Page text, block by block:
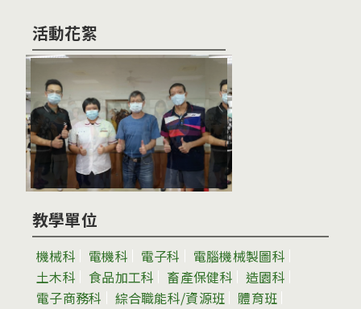
活動花絮
教學單位
機械科 電機科 電子科
電腦機械製圖科
土木科
食品加工科 畜產保健科
造園科
電子商務科
綜合職能科/資源班 體育班